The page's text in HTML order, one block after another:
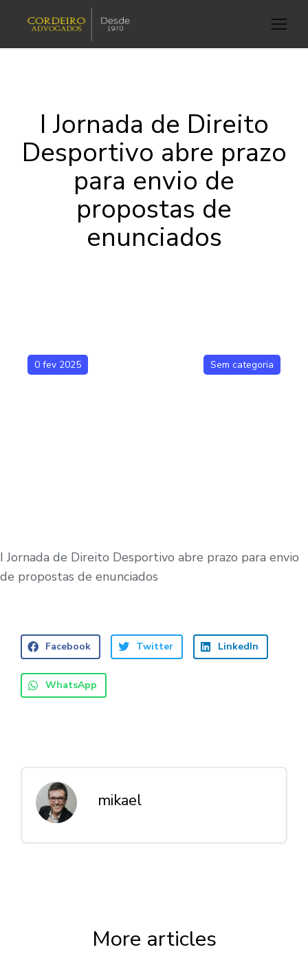
I Jornada de Direito
Desportivo abre prazo
para envio de
propostas de
enunciados
0 fev 2025 Sem categoria
I Jornada de Direito Desportivo abre prazo para envio
de propostas de enunciados
Facebook Twitter LinkedIn
WhatsApp
mikael
More articles